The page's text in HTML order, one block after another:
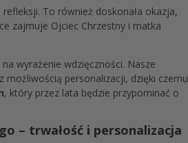
To również doskonała okazja,
zajmuje Ojciec Chrzestny i matka
wyrażenie wdzięczności. Nasze
personalizacji, dzięki czemu
, który przez lata będzie przypominać o
– trwałość i personalizacja